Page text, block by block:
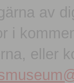
av
i
eller